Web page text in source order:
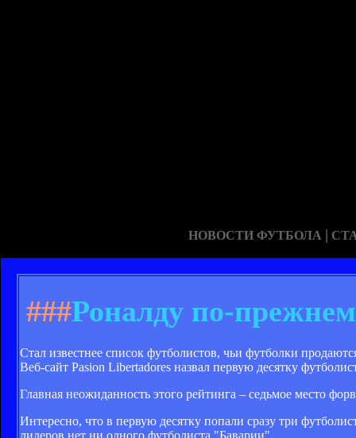
НОВОСТИ ФУТБОЛА |
###Роналду по-
Стал известнее список футболистов, чьи футболки
Веб-сайт Pasion Libertadores назвал первую десятку
Главная неожиданность этого рейтинга – седьмое место
Интересно, что в первую десятку попали сразу три
лидеров нет ни одного футболиста "Баварии".